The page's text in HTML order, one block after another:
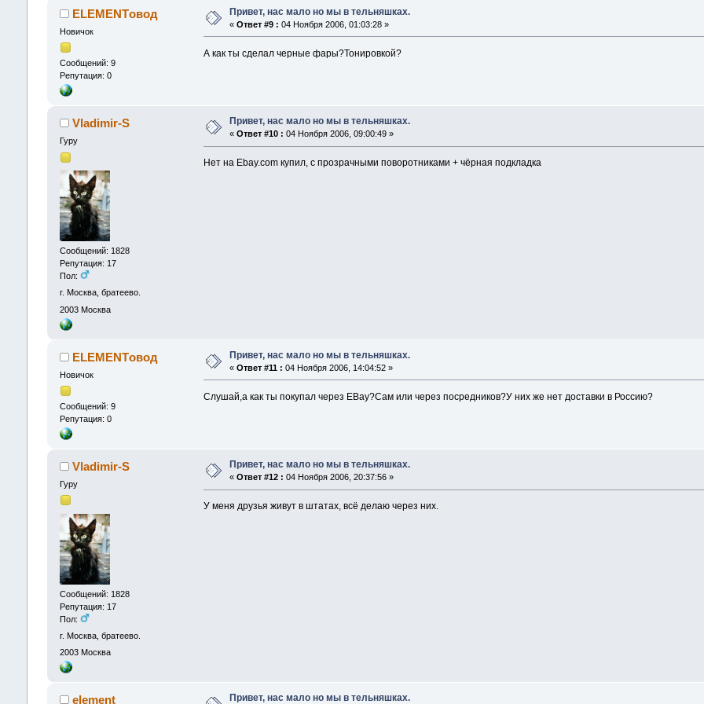
ELEMENTовод
Новичок
Сообщений: 9
Репутация: 0
Привет, нас мало но мы в тельняшках.
« Ответ #9 : 04 Ноября 2006, 01:03:28 »
А как ты сделал черные фары?Тонировкой?
Vladimir-S
Гуру
Сообщений: 1828
Репутация: 17
Пол:
г. Москва, братеево.
2003 Москва
Привет, нас мало но мы в тельняшках.
« Ответ #10 : 04 Ноября 2006, 09:00:49 »
Нет на Ebay.com купил, с прозрачными поворотниками + чёрная подкладка
ELEMENTовод
Новичок
Сообщений: 9
Репутация: 0
Привет, нас мало но мы в тельняшках.
« Ответ #11 : 04 Ноября 2006, 14:04:52 »
Слушай,а как ты покупал через EBay?Сам или через посредников?У них же нет доставки в Россию?
Vladimir-S
Гуру
Сообщений: 1828
Репутация: 17
Пол:
г. Москва, братеево.
2003 Москва
Привет, нас мало но мы в тельняшках.
« Ответ #12 : 04 Ноября 2006, 20:37:56 »
У меня друзья живут в штатах, всё делаю через них.
element Привет, нас мало но мы в тельняшках.